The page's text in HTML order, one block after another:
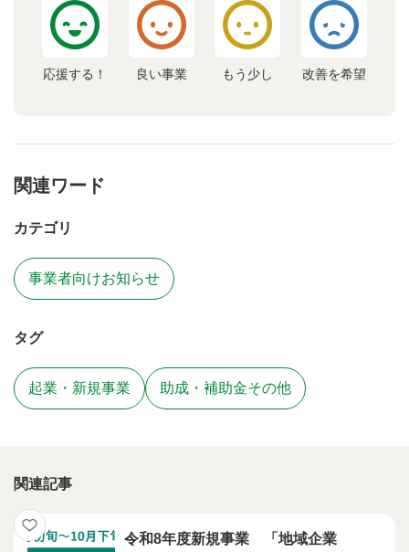
応援する！ 良い事業 もう少し 改善を希望
関連ワード
カテゴリ
事業者向けお知らせ
タグ
起業・新規事業 助成・補助金その他
関連記事
令和8年度新規事業 「地域企業